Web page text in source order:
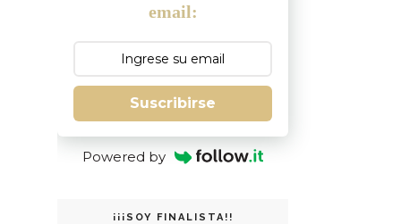
email:
Suscribirse
Powered by
¡¡¡SOY FINALISTA!!